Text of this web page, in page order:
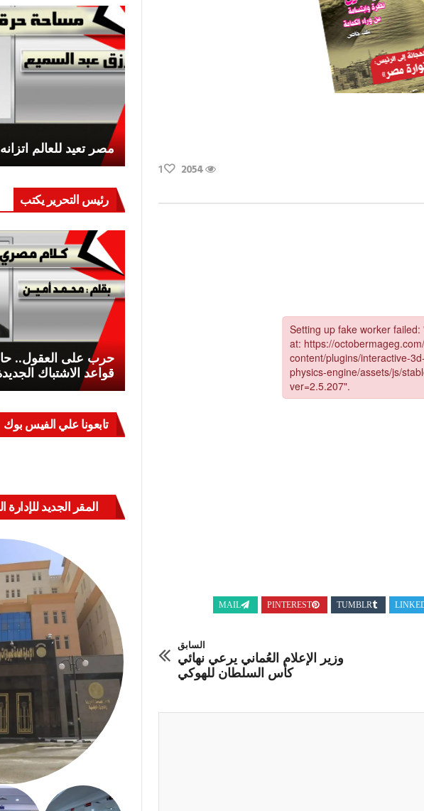
2054
1
TUMBLR
PINTEREST
MAIL
السابق
وزير الإعلام العُماني يرعي نهائي
كأس السلطان للهوكي
مصر تعيد للعالم اتزانه
رئيس التحرير يكتب
حرب على العقول..
قواعد الاشتباك
كيف تحمي مصر ثرواتها في الجنوب؟
معركة لا تُرى.. وحراس لا ينامون
تابعونا علي الفيس بوك
المقر الجديد للإدارة